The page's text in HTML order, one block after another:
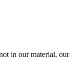
in our material, our